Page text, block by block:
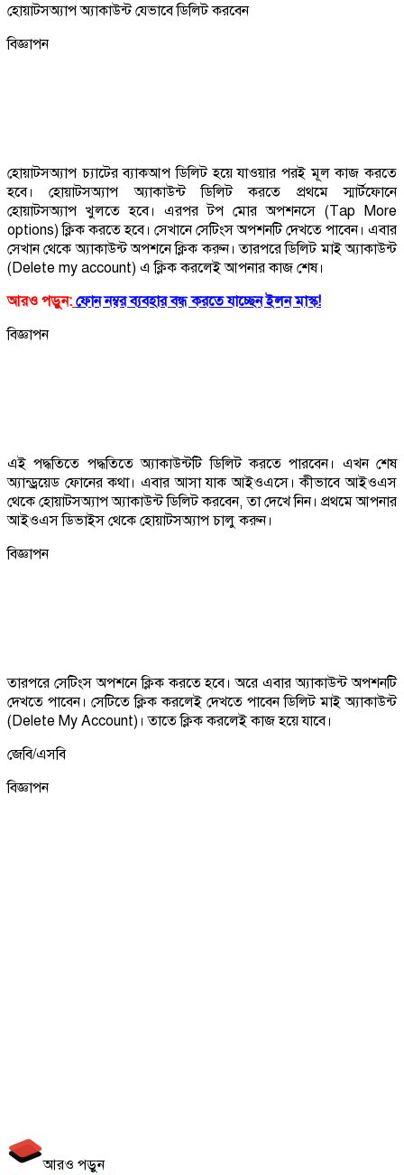
হোয়াটসঅ্যাপ অ্যাকাউন্ট যেভাবে ডিলিট করবেন
বিজ্ঞাপন
হোয়াটসঅ্যাপ চ্যাটের ব্যাকআপ ডিলিট হয়ে যাওয়ার পরই মূল কাজ করতে
হবে। হোয়াটসঅ্যাপ অ্যাকাউন্ট ডিলিট করতে প্রথমে স্মার্টফোনে
হোয়াটসঅ্যাপ খুলতে হবে। এরপর টপ মোর অপশনসে (Tap More
options) ক্লিক করতে হবে। সেখানে সেটিংস অপশনটি দেখতে পাবেন। এবার
সেখান থেকে অ্যাকাউন্ট অপশনে ক্লিক করুন। তারপরে ডিলিট মাই অ্যাকাউন্ট
(Delete my account) এ ক্লিক করলেই আপনার কাজ শেষ।
আরও পড়ুন: ফোন নম্বর ব্যবহার বন্ধ করতে যাচ্ছেন ইলন মাস্ক!
বিজ্ঞাপন
এই পদ্ধতিতে পদ্ধতিতে অ্যাকাউন্টটি ডিলিট করতে পারবেন। এখন শেষ
অ্যান্ড্রয়েড ফোনের কথা। এবার আসা যাক আইওএসে। কীভাবে আইওএস
থেকে হোয়াটসঅ্যাপ অ্যাকাউন্ট ডিলিট করবেন, তা দেখে নিন। প্রথমে আপনার
আইওএস ডিভাইস থেকে হোয়াটসঅ্যাপ চালু করুন।
বিজ্ঞাপন
তারপরে সেটিংস অপশনে ক্লিক করতে হবে। অরে এবার অ্যাকাউন্ট অপশনটি
দেখতে পাবেন। সেটিতে ক্লিক করলেই দেখতে পাবেন ডিলিট মাই অ্যাকাউন্ট
(Delete My Account)। তাতে ক্লিক করলেই কাজ হয়ে যাবে।
জেবি/এসবি
বিজ্ঞাপন
আরও পড়ুন